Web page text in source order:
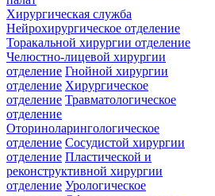
Хирургическая служба
Нейрохирургическое отделение
Торакальной хирургии отделение
Челюстно-лицевой хирургии
отделение Гнойной хирургии
отделение Хирургическое
отделение Травматологическое
отделение
Оториноларингологическое
отделение Сосудистой хирургии
отделение Пластической и
реконструктивной хирургии
отделение Урологическое